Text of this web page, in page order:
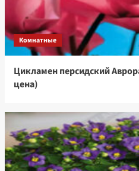
Комнатные
Цикламен персидский
цена)